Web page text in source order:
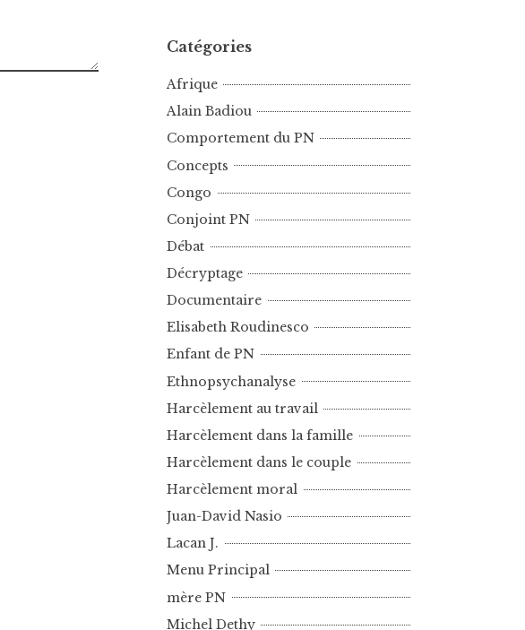
Catégories
Afrique
Alain Badiou
Comportement du PN
Concepts
Congo
Conjoint PN
Débat
Décryptage
Documentaire
Elisabeth Roudinesco
Enfant de PN
Ethnopsychanalyse
Harcèlement au travail
Harcèlement dans la famille
Harcèlement dans le couple
Harcèlement moral
Juan-David Nasio
Lacan J.
Menu Principal
mère PN
Michel Dethy